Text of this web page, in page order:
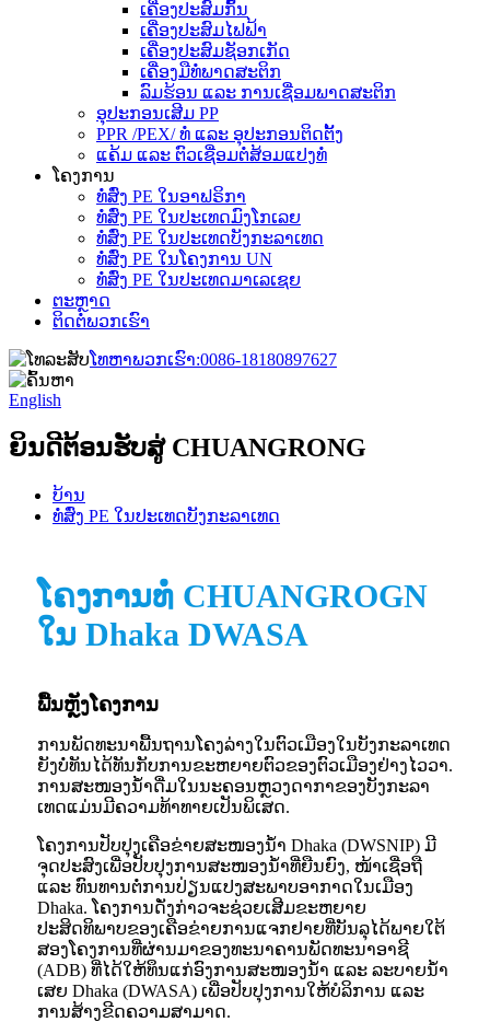
ເຄື່ອງປະສົມກົ້ນ
ເຄື່ອງປະສົມໄຟຟ້າ
ເຄື່ອງປະສົມຊັອກເກັດ
ເຄື່ອງມືທໍ່ພາດສະຕິກ
ລົມຮ້ອນ ແລະ ການເຊື່ອມພາດສະຕິກ
ອຸປະກອນເສີມ PP
PPR /PEX/ ທໍ່ ແລະ ອຸປະກອນຕິດຕັ້ງ
ແຄ້ມ ແລະ ຕົວເຊື່ອມຕໍ່ສ້ອມແປງທໍ່
ໂຄງການ
ທໍ່ສົ່ງ PE ໃນອາຟຣິກາ
ທໍ່ສົ່ງ PE ໃນປະເທດມົງໂກເລຍ
ທໍ່ສົ່ງ PE ໃນປະເທດບັງກະລາເທດ
ທໍ່ສົ່ງ PE ໃນໂຄງການ UN
ທໍ່ສົ່ງ PE ໃນປະເທດມາເລເຊຍ
ຕະຫຼາດ
ຕິດຕໍ່ພວກເຮົາ
ໂທຫາພວກເຮົາ:0086-18180897627
English
ຍິນດີຕ້ອນຮັບສູ່ CHUANGRONG
ບ້ານ
ທໍ່ສົ່ງ PE ໃນປະເທດບັງກະລາເທດ
ໂຄງການທໍ່ CHUANGROGN
ໃນ Dhaka DWASA
ພື້ນຫຼັງໂຄງການ
ການພັດທະນາພື້ນຖານໂຄງລ່າງໃນຕົວເມືອງໃນບັງກະລາເທດ
ຍັງບໍ່ທັນໄດ້ທັນກັບການຂະຫຍາຍຕົວຂອງຕົວເມືອງຢ່າງໄວວາ.
ການສະໜອງນ້ຳດື່ມໃນນະຄອນຫຼວງດາກາຂອງບັງກະລາ
ເທດແມ່ນມີຄວາມທ້າທາຍເປັນພິເສດ.
ໂຄງການປັບປຸງເຄືອຂ່າຍສະໜອງນ້ຳ Dhaka (DWSNIP) ມີ
ຈຸດປະສົງເພື່ອປັບປຸງການສະໜອງນ້ຳທີ່ຍືນຍົງ, ໜ້າເຊື່ອຖື
ແລະ ທົນທານຕໍ່ການປ່ຽນແປງສະພາບອາກາດໃນເມືອງ
Dhaka. ໂຄງການດັ່ງກ່າວຈະຊ່ວຍເສີມຂະຫຍາຍ
ປະສິດທິພາບຂອງເຄືອຂ່າຍການແຈກຢາຍທີ່ບັນລຸໄດ້ພາຍໃຕ້
ສອງໂຄງການທີ່ຜ່ານມາຂອງທະນາຄານພັດທະນາອາຊີ
(ADB) ທີ່ໄດ້ໃຫ້ທຶນແກ່ອົງການສະໜອງນ້ຳ ແລະ ລະບາຍນ້ຳ
ເສຍ Dhaka (DWASA) ເພື່ອປັບປຸງການໃຫ້ບໍລິການ ແລະ
ການສ້າງຂີດຄວາມສາມາດ.